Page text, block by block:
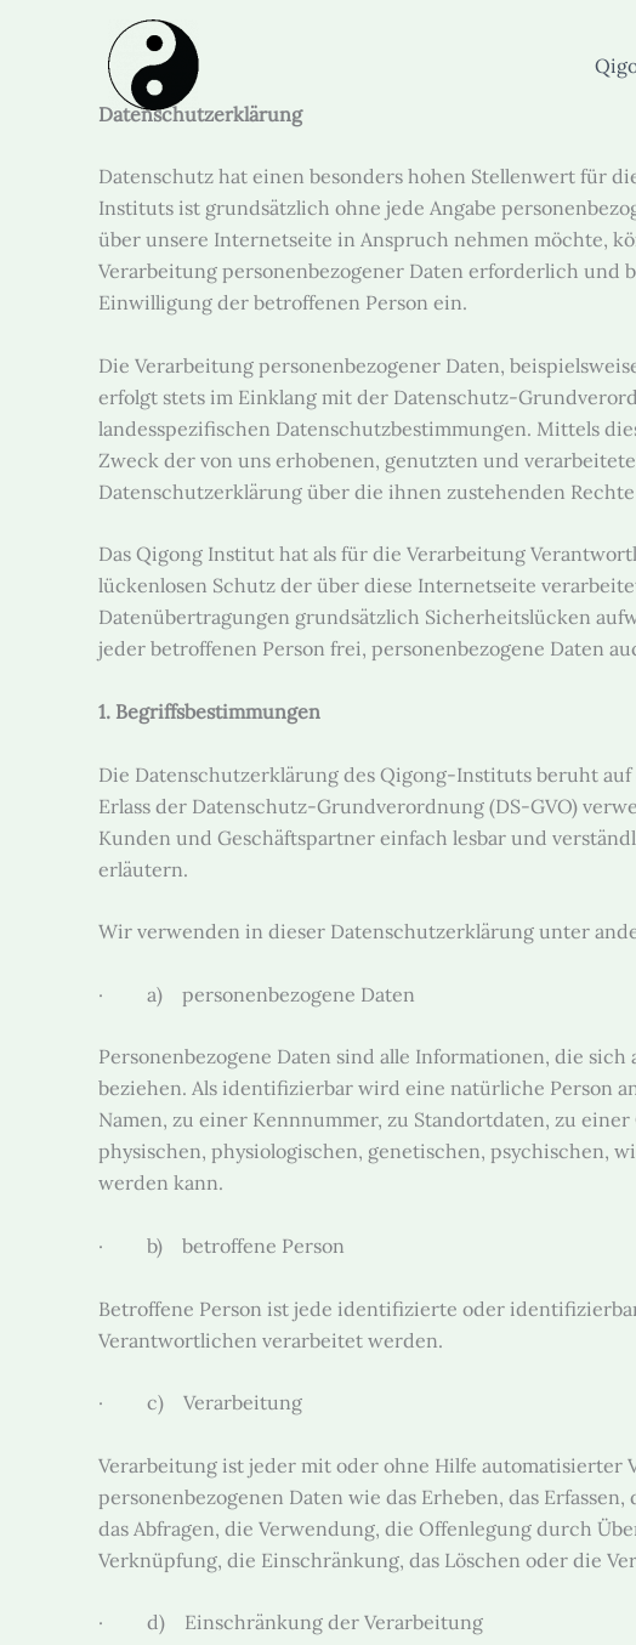
Datenschutzerklärung
Datenschutz hat einen besonders hohen Stellenwert für
Instituts ist grundsätzlich ohne jede Angabe
über unsere Internetseite in Anspruch nehmen möchte,
Verarbeitung personenbezogener Daten erforderlich und
Einwilligung der betroffenen Person ein.
Die Verarbeitung personenbezogener Daten,
erfolgt stets im Einklang mit der Datenschutz-
landesspezifischen Datenschutzbestimmungen. Mittels
Zweck der von uns erhobenen, genutzten und
Datenschutzerklärung über die ihnen zustehenden
Das Qigong Institut hat als für die Verarbeitung
lückenlosen Schutz der über diese Internetseite
Datenübertragungen grundsätzlich Sicherheitslücken
jeder betroffenen Person frei, personenbezogene Daten
1. Begriffsbestimmungen
Die Datenschutzerklärung des Qigong-Instituts beruht
Erlass der Datenschutz-Grundverordnung (DS-GVO)
Kunden und Geschäftspartner einfach lesbar und
erläutern.
Wir verwenden in dieser Datenschutzerklärung unter
· a) personenbezogene Daten
Personenbezogene Daten sind alle Informationen, die
beziehen. Als identifizierbar wird eine natürliche Person
Namen, zu einer Kennnummer, zu Standortdaten, zu
physischen, physiologischen, genetischen,
werden kann.
· b) betroffene Person
Betroffene Person ist jede identifizierte oder
Verantwortlichen verarbeitet werden.
· c) Verarbeitung
Verarbeitung ist jeder mit oder ohne Hilfe automatisierter
personenbezogenen Daten wie das Erheben, das
das Abfragen, die Verwendung, die Offenlegung durch
Verknüpfung, die Einschränkung, das Löschen oder die
· d) Einschränkung der Verarbeitung